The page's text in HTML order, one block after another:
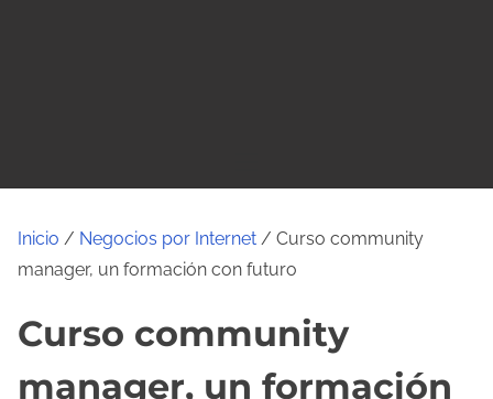
Inicio / Negocios por Internet / Curso community
manager, un formación con futuro
Curso community
manager, un formación